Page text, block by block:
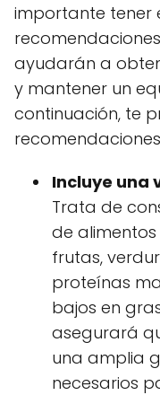
importante tener
ayudarán a
y mantener un
continuación, te
Incluye una
Trata de
de
frutas,
proteínas
bajos en
asegurará
una amplia
necesarios